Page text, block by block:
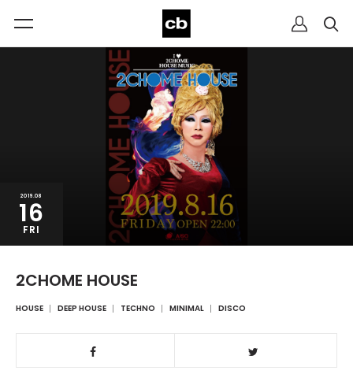
2019.08
16
FRI
2CHOME HOUSE
HOUSE DEEP HOUSE TECHNO MINIMAL DISCO